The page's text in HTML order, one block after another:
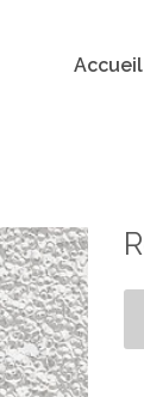
Accueil